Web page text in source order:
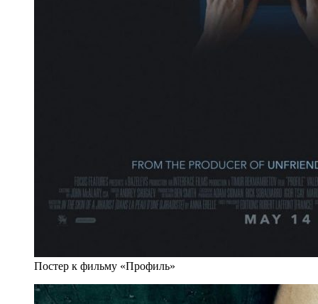
Постер к фильму «Профиль»